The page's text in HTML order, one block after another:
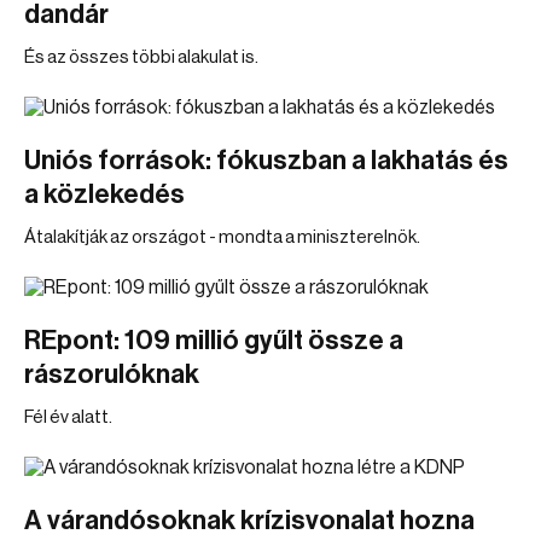
dandár
És az összes többi alakulat is.
Uniós források: fókuszban a lakhatás és
a közlekedés
Átalakítják az országot - mondta a miniszterelnök.
REpont: 109 millió gyűlt össze a
rászorulóknak
Fél év alatt.
A várandósoknak krízisvonalat hozna